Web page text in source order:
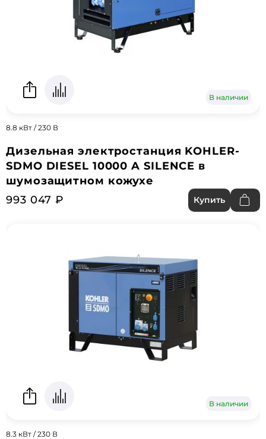
В наличии
8.8 кВт / 230 В
Дизельная электростанция KOHLER-
SDMO DIESEL 10000 A SILENCE в
шумозащитном кожухе
993 047 ₽
Купить
В наличии
8.3 кВт / 230 В